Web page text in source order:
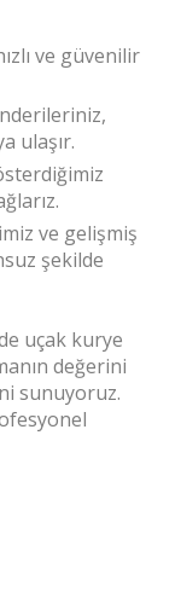
ve güvenilir
ulaşır.
ve gelişmiş
şekilde
uçak kurye
değerini
sunuyoruz.